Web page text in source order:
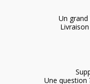
Un
Une question